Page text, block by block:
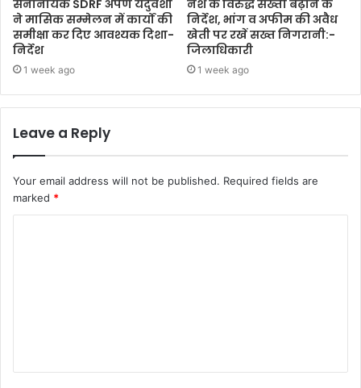
सेनानायक SDRF अर्पण यदुवंशी
ने मासिक सम्मेलन में कार्यों की
समीक्षा कर दिए आवश्यक दिशा-
निर्देश
1 week ago
नशे के विरुद्ध सख्ती बढ़ाने के
निर्देश, भांग व अफीम की अवैध
खेती पर रखें सख्त निगरानी:-
जिलाधिकारी
1 week ago
Leave a Reply
Your email address will not be published. Required fields are
marked *
t